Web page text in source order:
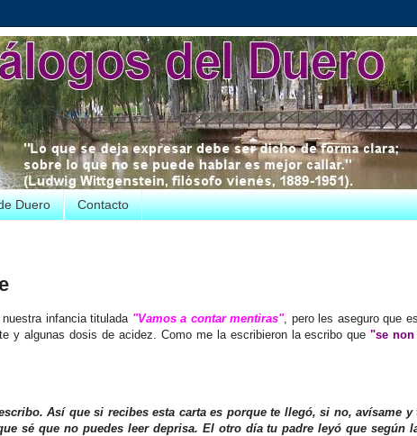
Duero Contacto
infancia titulada "Vamos a contar mentiras", pero les aseguro que
y algunas dosis de acidez. Como me la escribieron la escribo que"se
Así que si recibes esta carta es porque te llegó, si no, avísame y
sé que no puedes leer deprisa. El otro día tu padre leyó que según